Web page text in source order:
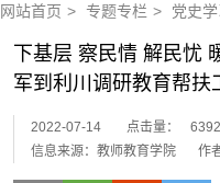
网站首页 > 专题专栏 > 党史
下基层 察民情 解民忧
军到利川调研教育帮扶
2022-07-14 点击量： 6392
信息来源：教师教育学院
作